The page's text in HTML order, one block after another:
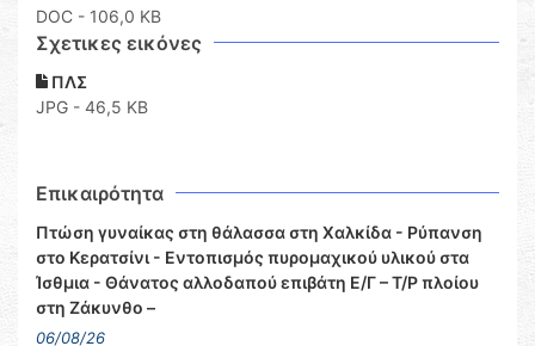
DOC - 106,0 KB
Σχετικες εικόνες
ΠΛΣ
JPG - 46,5 KB
Επικαιρότητα
Πτώση γυναίκας στη θάλασσα στη Χαλκίδα - Ρύπανση
στο Κερατσίνι - Εντοπισμός πυρομαχικού υλικού στα
Ίσθμια - Θάνατος αλλοδαπού επιβάτη Ε/Γ – Τ/Ρ πλοίου
στη Ζάκυνθο –
06/08/26